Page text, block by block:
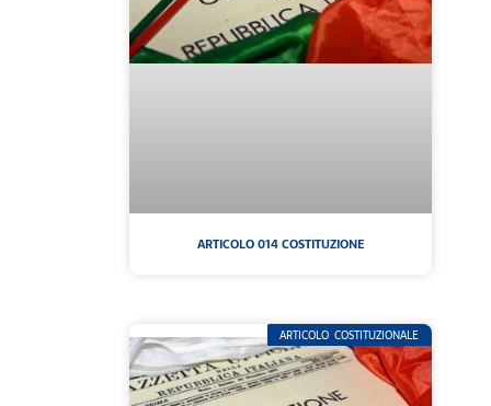
ARTICOLO 014 COSTITUZIONE
ARTICOLO COSTITUZIONALE